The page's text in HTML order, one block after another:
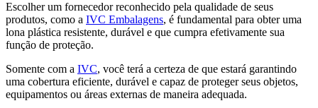
Escolher um fornecedor reconhecido pela qualidade de seus
produtos, como a IVC Embalagens, é fundamental para obter uma
lona plástica resistente, durável e que cumpra efetivamente sua
função de proteção.
Somente com a IVC, você terá a certeza de que estará garantindo
uma cobertura eficiente, durável e capaz de proteger seus objetos,
equipamentos ou áreas externas de maneira adequada.